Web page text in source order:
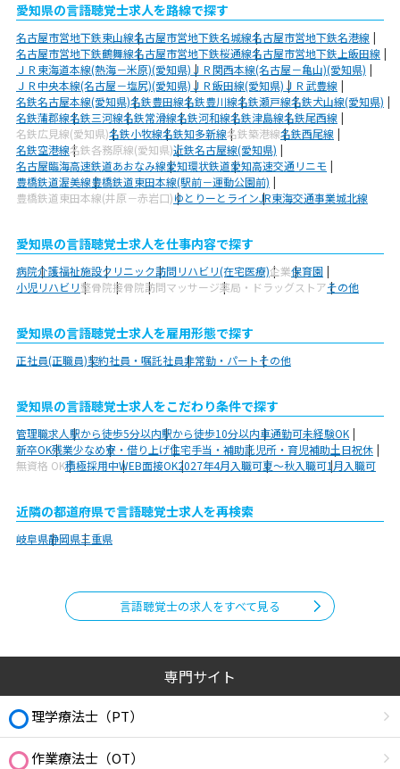
愛知県の言語聴覚士求人を路線で探す
名古屋市営地下鉄東山線名古屋市営地下鉄名城線名古屋市営地下鉄名港線
名古屋市営地下鉄鶴舞線名古屋市営地下鉄桜通線名古屋市営地下鉄上飯田線
ＪＲ東海道本線(熱海－米原)(愛知県)ＪＲ関西本線(名古屋－亀山)(愛知県)
ＪＲ中央本線(名古屋－塩尻)(愛知県)ＪＲ飯田線(愛知県)ＪＲ武豊線
名鉄名古屋本線(愛知県)名鉄豊田線名鉄豊川線名鉄瀬戸線名鉄犬山線(愛知県)
名鉄蒲郡線名鉄三河線名鉄常滑線名鉄河和線名鉄津島線名鉄尾西線
名鉄広見線(愛知県)名鉄小牧線名鉄知多新線名鉄築港線名鉄西尾線
名鉄空港線名鉄各務原線(愛知県)近鉄名古屋線(愛知県)
名古屋臨海高速鉄道あおなみ線愛知環状鉄道愛知高速交通リニモ
豊橋鉄道渥美線豊橋鉄道東田本線(駅前－運動公園前)
豊橋鉄道東田本線(井原－赤岩口)ゆとりーとラインJR東海交通事業城北線
愛知県の言語聴覚士求人を仕事内容で探す
病院介護福祉施設クリニック訪問リハビリ(在宅医療)企業保育園
小児リハビリ整骨院接骨院訪問マッサージ薬局・ドラッグストアその他
愛知県の言語聴覚士求人を雇用形態で探す
正社員(正職員)契約社員・嘱託社員非常勤・パートその他
愛知県の言語聴覚士求人をこだわり条件で探す
管理職求人駅から徒歩5分以内駅から徒歩10分以内車通勤可未経験OK
新卒OK残業少なめ寮・借り上げ住宅手当・補助託児所・育児補助土日祝休
無資格 OK積極採用中WEB面接OK2027年4月入職可夏～秋入職可1月入職可
近隣の都道府県で言語聴覚士求人を再検索
岐阜県静岡県三重県
言語聴覚士の求人をすべて見る
専門サイト
理学療法士（PT）
作業療法士（OT）